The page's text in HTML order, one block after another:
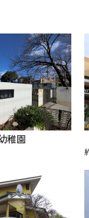
稚園